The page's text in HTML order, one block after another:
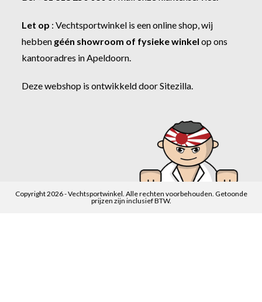
Let op :Vechtsportwinkel is een online shop, wij
hebben géén showroom of fysieke winkel op ons
kantooradres in Apeldoorn.
Deze webshop is ontwikkeld doorSitezilla.
Copyright 2026 - Vechtsportwinkel. Alle rechten voorbehouden. Getoonde
prijzen zijn inclusief BTW.